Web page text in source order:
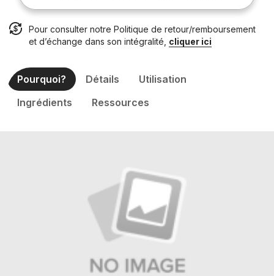
Pour consulter notre Politique de retour/remboursement
et d’échange dans son intégralité, cliquer ici
Pourquoi? Détails
Utilisation
Ingrédients
Ressources